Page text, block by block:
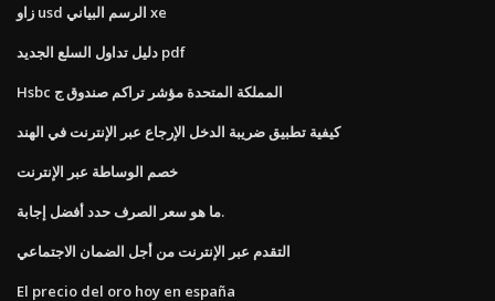
زاو usd الرسم البياني xe
دليل تداول السلع الجديد pdf
Hsbc المملكة المتحدة مؤشر تراكم صندوق ج
كيفية تطبيق ضريبة الدخل الإرجاع عبر الإنترنت في الهند
خصم الوساطة عبر الإنترنت
ما هو سعر الصرف حدد أفضل إجابة.
التقدم عبر الإنترنت من أجل الضمان الاجتماعي
El precio del oro hoy en españa